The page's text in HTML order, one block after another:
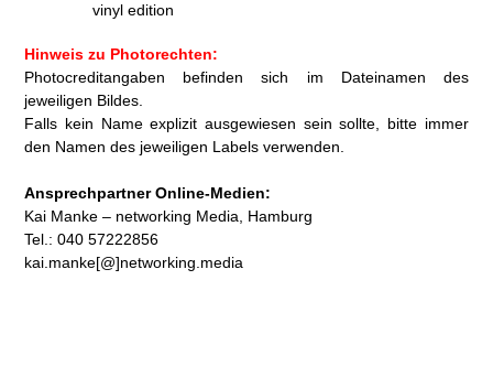
vinyl edition
Hinweis zu Photorechten:
Photocreditangaben befinden sich im Dateinamen des
jeweiligen Bildes.
Falls kein Name explizit ausgewiesen sein sollte, bitte immer
den Namen des jeweiligen Labels verwenden.
Ansprechpartner Online-Medien:
Kai Manke – networking Media, Hamburg
Tel.: 040 57222856
kai.manke[@]networking.media